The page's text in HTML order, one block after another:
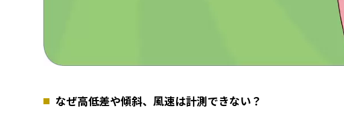
なぜ高低差や傾斜、風速は計測できない？